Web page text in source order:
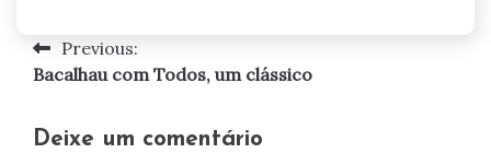
Navegação
artigos
Previous:
Bacalhau com Todos, um clássico
Deixe um comentário